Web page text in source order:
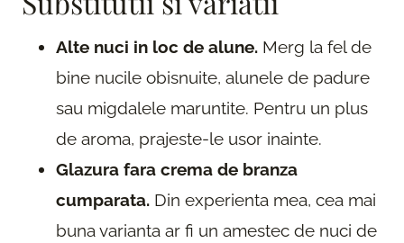
Alte nuci in loc de alune. Merg la fel de
bine nucile obisnuite, alunele de padure
sau migdalele maruntite. Pentru un plus
de aroma, prajeste-le usor inainte.
Glazura fara crema de branza
cumparata. Din experienta mea, cea mai
buna varianta ar fi un amestec de nuci de